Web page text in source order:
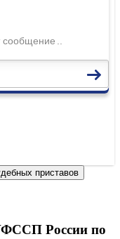
приставов
России по